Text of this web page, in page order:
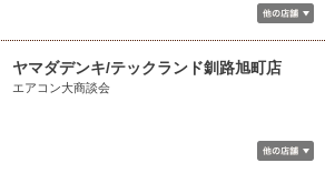
ヤマダデンキ/テックランド釧路旭町店
エアコン大商談会